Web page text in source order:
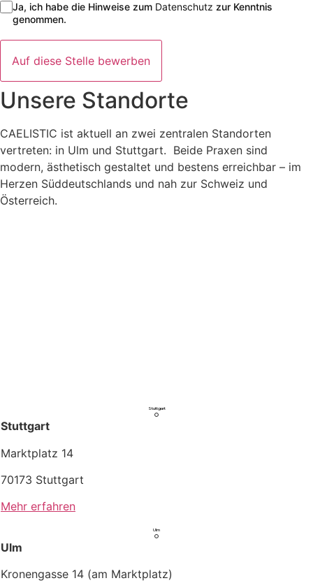
Ja, ich habe die Hinweise zum Datenschutz zur Kenntnis
genommen.
Auf diese Stelle bewerben
Unsere Standorte
CAELISTIC ist aktuell an zwei zentralen Standorten
vertreten: in Ulm und Stuttgart. Beide Praxen sind
modern, ästhetisch gestaltet und bestens erreichbar – im
Herzen Süddeutschlands und nah zur Schweiz und
Österreich.
Stuttgart
Stuttgart
Marktplatz 14
70173 Stuttgart
Mehr erfahren
Ulm
Ulm
Kronengasse 14 (am Marktplatz)